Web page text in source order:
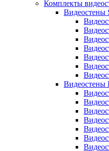
Комплекты
Видеостены
Видеостены